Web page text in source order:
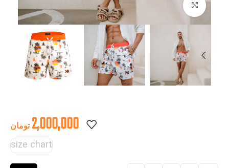
بزرگنمایی تصویر
2,000,000 تومان
size chart